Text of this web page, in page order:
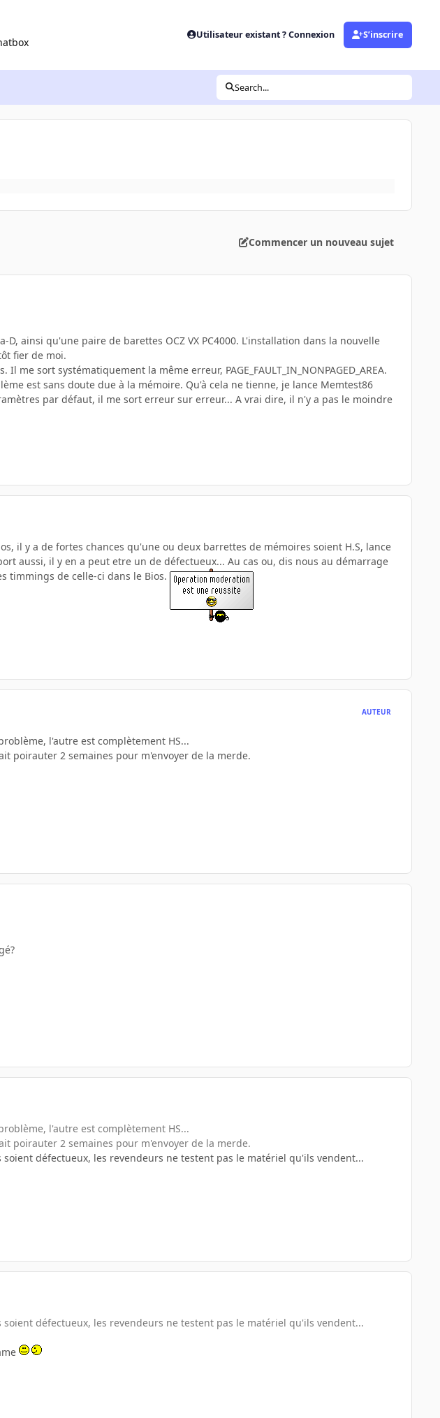
Utilisateur existant ? Connexion S’inscrire
Search...
Commencer un nouveau sujet
ainsi qu'une paire de barettes OCZ VX PC4000. L'installation dans la nouvelle
fier de moi.
sort systématiquement la même erreur, PAGE_FAULT_IN_NONPAGED_AREA.
est sans doute due à la mémoire. Qu'à cela ne tienne, je lance Memtest86
par défaut, il me sort erreur sur erreur... A vrai dire, il n'y a pas le moindre
il y a de fortes chances qu'une ou deux barrettes de mémoires soient H.S, lance
aussi, il y en a peut etre un de défectueux... Au cas ou, dis nous au démarrage
timmings de celle-ci dans le Bios.
AUTEUR
l'autre est complètement HS...
poirauter 2 semaines pour m'envoyer de la merde.
l'autre est complètement HS...
poirauter 2 semaines pour m'envoyer de la merde.
défectueux, les revendeurs ne testent pas le matériel qu'ils vendent...
défectueux, les revendeurs ne testent pas le matériel qu'ils vendent...